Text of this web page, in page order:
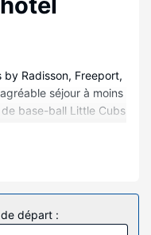
by Radisson, Freeport,
séjour à moins
base-ball Little Cubs
et à 2,2 km de
vous
un réfrigérateur et
départ :